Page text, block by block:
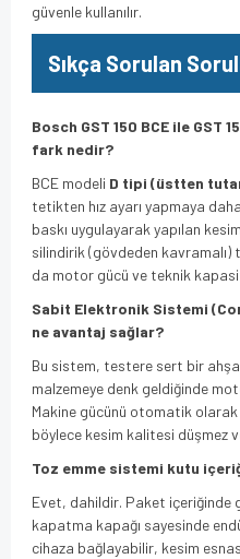
güvenle kullanılır.
Sıkça Sorulan
Bosch GST 150 BCE ile GST
fark nedir?
BCE modeli D tipi (üstten
tetikten hız ayarı yapmaya
baskı uygulayarak yapılan
silindirik (gövdeden kavramalı)
da motor gücü ve teknik
Sabit Elektronik Sistemi
ne avantaj sağlar?
Bu sistem, testere sert bir
malzemeye denk geldiğinde
Makine gücünü otomatik
böylece kesim kalitesi düşmez
Toz emme sistemi kutu
Evet, dahildir. Paket içeriğinde
kapatma kapağı sayesinde
cihaza bağlayabilir, kesim